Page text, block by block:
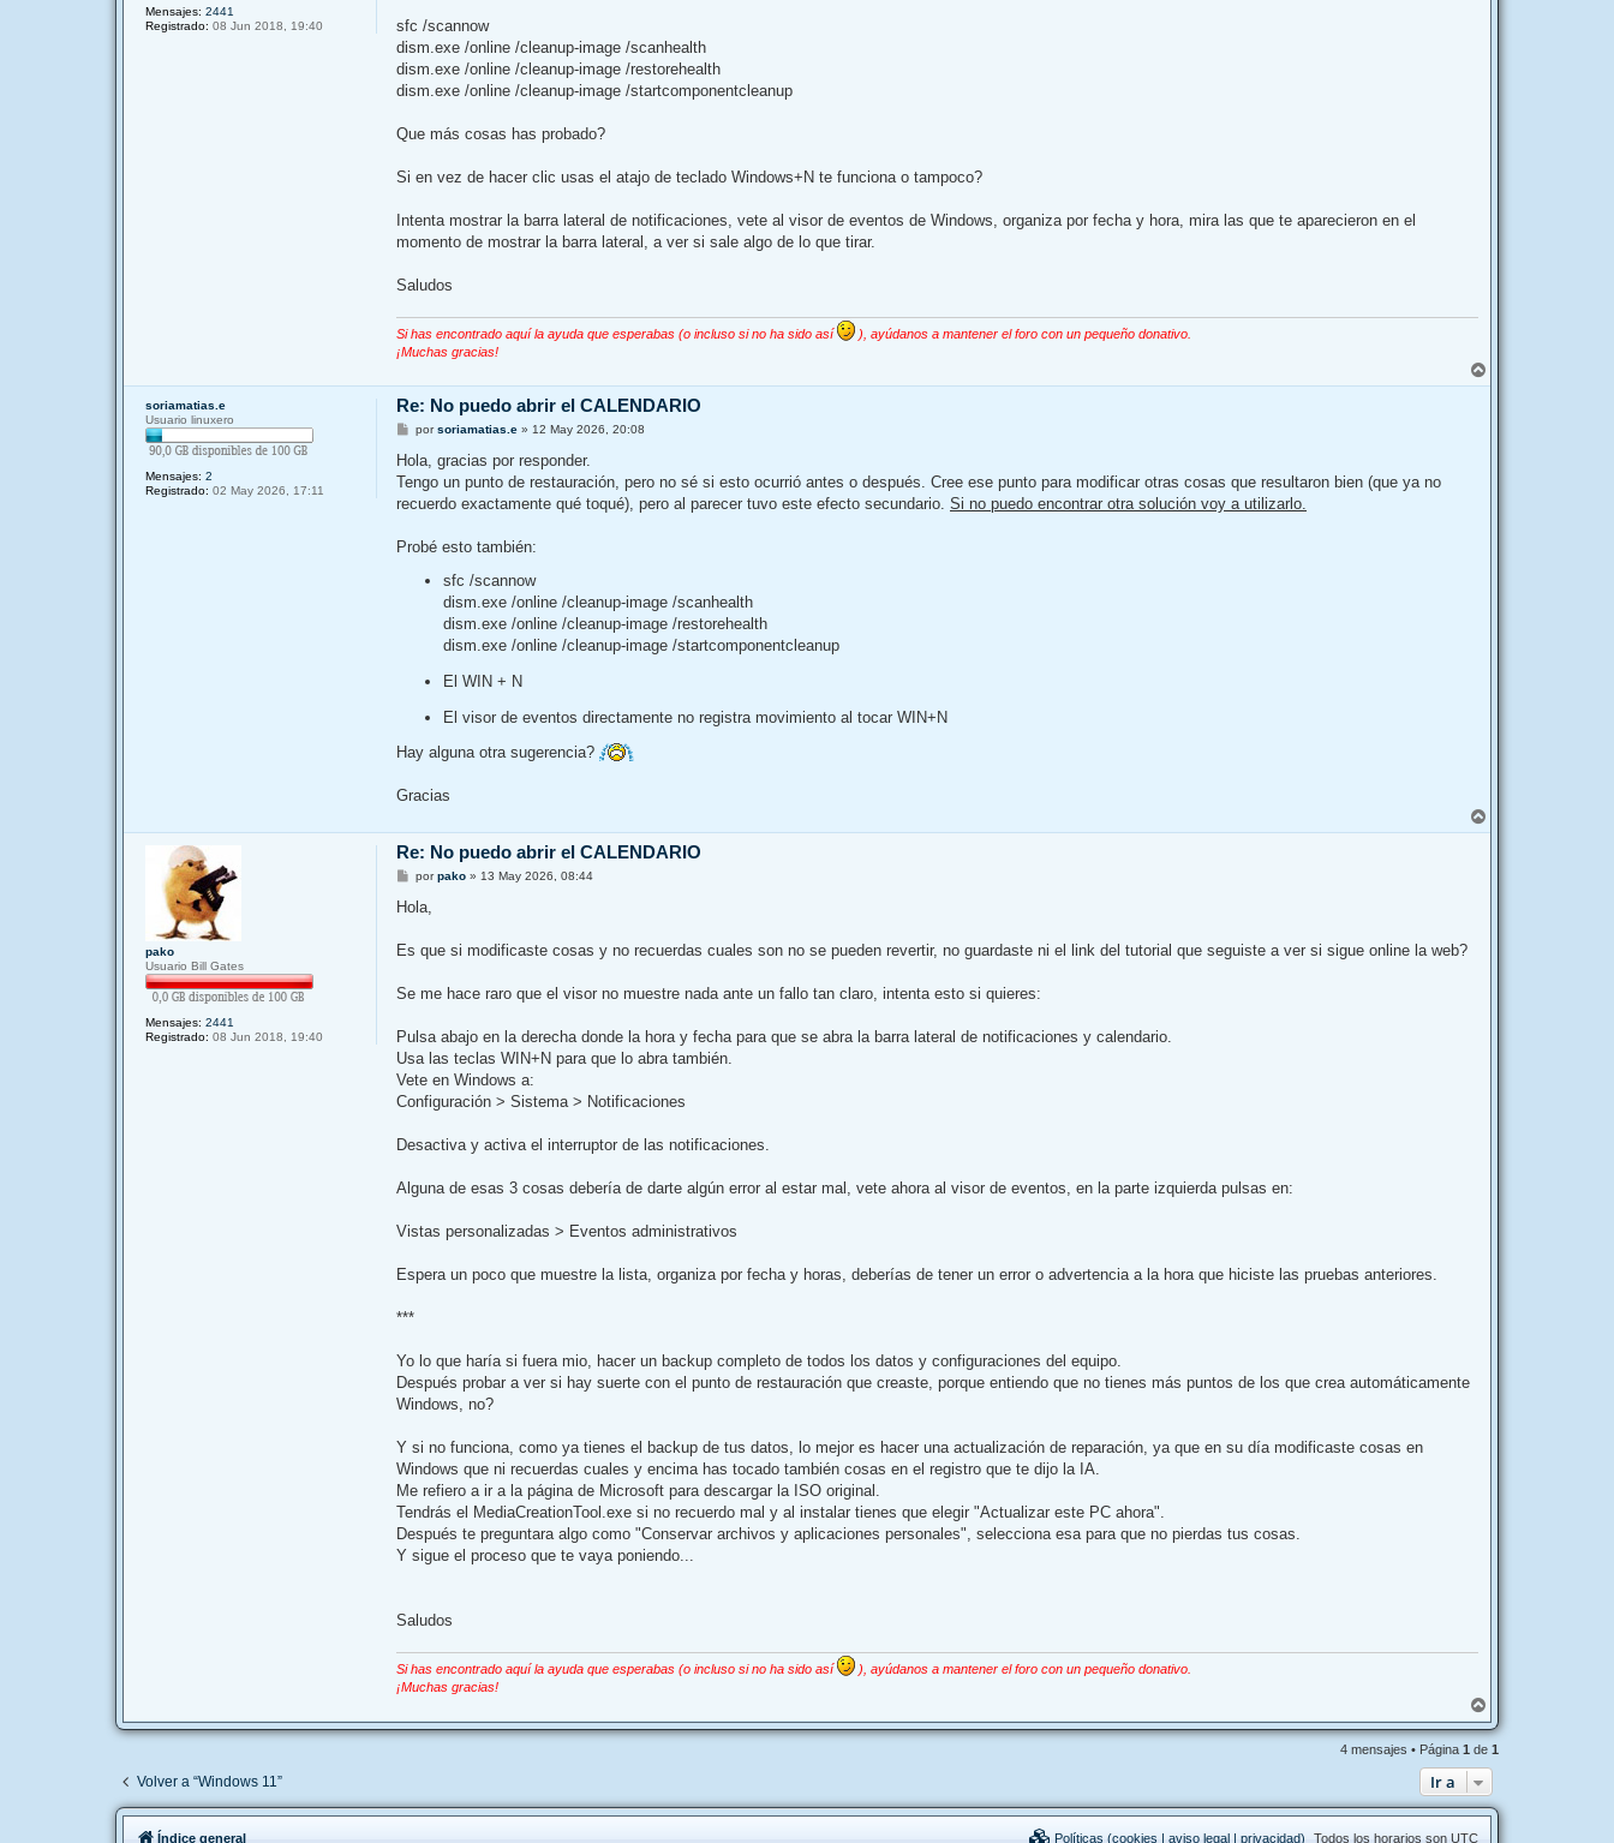
Mensajes: 2441
Registrado: 08 Jun 2018, 19:40
sfc /scannow
dism.exe /online /cleanup-image /scanhealth
dism.exe /online /cleanup-image /restorehealth
dism.exe /online /cleanup-image /startcomponentcleanup
Que más cosas has probado?
Si en vez de hacer clic usas el atajo de teclado Windows+N te funciona o tampoco?
Intenta mostrar la barra lateral de notificaciones, vete al visor de eventos de Windows, organiza por fecha y hora, mira las que te aparecieron en el
momento de mostrar la barra lateral, a ver si sale algo de lo que tirar.
Saludos
Si has encontrado aquí la ayuda que esperabas (o incluso si no ha sido así
), ayúdanos a mantener el foro con un pequeño donativo.
¡Muchas gracias!
r
soriamatias.e
Usuario linuxero
Mensajes: 2
Registrado: 02 May 2026, 17:11
Re: No puedo abrir el CALENDARIO
M
n
a
j
porsoriamatias.e» 12 May 2026, 20:08
Hola, gracias por responder.
Tengo un punto de restauración, pero no sé si esto ocurrió antes o después. Cree ese punto para modificar otras cosas que resultaron bien (que ya no
recuerdo exactamente qué toqué), pero al parecer tuvo este efecto secundario. Si no puedo encontrar otra solución voy a utilizarlo.
Probé esto también:
sfc /scannow
dism.exe /online /cleanup-image /scanhealth
dism.exe /online /cleanup-image /restorehealth
dism.exe /online /cleanup-image /startcomponentcleanup
El WIN + N
El visor de eventos directamente no registra movimiento al tocar WIN+N
Hay alguna otra sugerencia?
Gracias
r
pako
Usuario Bill Gates
Mensajes: 2441
Registrado: 08 Jun 2018, 19:40
Re: No puedo abrir el CALENDARIO
M
n
j
porpako» 13 May 2026, 08:44
Hola,
Es que si modificaste cosas y no recuerdas cuales son no se pueden revertir, no guardaste ni el link del tutorial que seguiste a ver si sigue online la web?
Se me hace raro que el visor no muestre nada ante un fallo tan claro, intenta esto si quieres:
Pulsa abajo en la derecha donde la hora y fecha para que se abra la barra lateral de notificaciones y calendario.
Usa las teclas WIN+N para que lo abra también.
Vete en Windows a:
Configuración > Sistema > Notificaciones
Desactiva y activa el interruptor de las notificaciones.
Alguna de esas 3 cosas debería de darte algún error al estar mal, vete ahora al visor de eventos, en la parte izquierda pulsas en:
Vistas personalizadas > Eventos administrativos
Espera un poco que muestre la lista, organiza por fecha y horas, deberías de tener un error o advertencia a la hora que hiciste las pruebas anteriores.
***
Yo lo que haría si fuera mio, hacer un backup completo de todos los datos y configuraciones del equipo.
Después probar a ver si hay suerte con el punto de restauración que creaste, porque entiendo que no tienes más puntos de los que crea automáticamente
Windows, no?
Y si no funciona, como ya tienes el backup de tus datos, lo mejor es hacer una actualización de reparación, ya que en su día modificaste cosas en
Windows que ni recuerdas cuales y encima has tocado también cosas en el registro que te dijo la IA.
Me refiero a ir a la página de Microsoft para descargar la ISO original.
Tendrás el MediaCreationTool.exe si no recuerdo mal y al instalar tienes que elegir "Actualizar este PC ahora".
Después te preguntara algo como "Conservar archivos y aplicaciones personales", selecciona esa para que no pierdas tus cosas.
Y sigue el proceso que te vaya poniendo...
Saludos
Si has encontrado aquí la ayuda que esperabas (o incluso si no ha sido así
), ayúdanos a mantener el foro con un pequeño donativo.
¡Muchas gracias!
r
r
i
b
4 mensajes • Página 1 de 1
Volver a “Windows 11” Ir a
Índice general Todos los horarios son UTC
Políticas (cookies | aviso legal | privacidad)